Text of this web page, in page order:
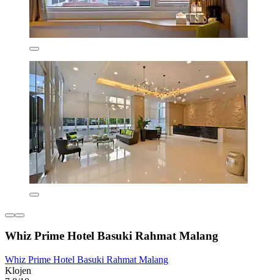
Whiz Prime Hotel Basuki Rahmat Malang
Whiz Prime Hotel Basuki Rahmat Malang
Klojen